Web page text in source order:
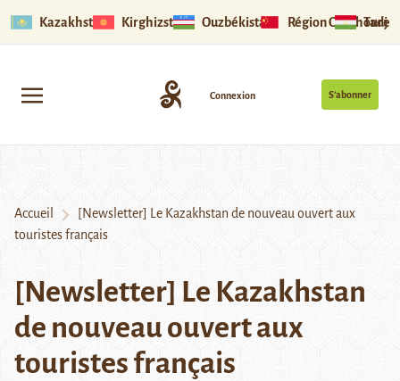
Kazakhstan Kirghizstan Ouzbékistan Région Ouïghoure
S’abonner
Connexion
Accueil
[Newsletter] Le Kazakhstan de nouveau ouvert aux
touristes français
[Newsletter] Le Kazakhstan
de nouveau ouvert aux
touristes français